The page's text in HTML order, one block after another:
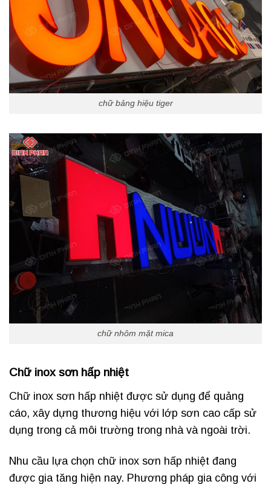
chữ bảng hiệu tiger
chữ nhôm mặt mica
Chữ inox sơn hấp nhiệt
Chữ inox sơn hấp nhiệt được sử dụng để quảng
cáo, xây dựng thương hiệu với lớp sơn cao cấp sử
dụng trong cả môi trường trong nhà và ngoài trời.
Nhu cầu lựa chọn chữ inox sơn hấp nhiệt đang
được gia tăng hiện nay. Phương pháp gia công với